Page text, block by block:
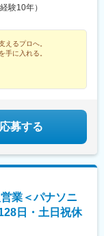
で毎日同じ仕事」で
の魅力です。
験10年）
えるプロへ。
手に入れる。
応募する
業＜パナソニ
日・土日祝休